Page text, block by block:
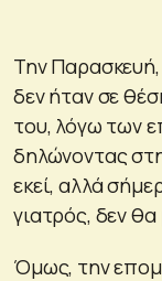
Την Παρασκευή,
δεν ήταν σε
του, λόγω των
δηλώνοντας
εκεί, αλλά
γιατρός, δεν
Όμως, την